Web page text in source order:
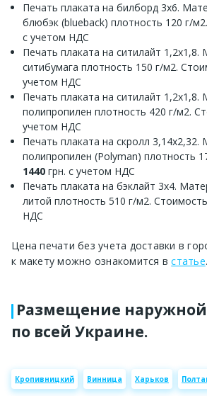
Печать плаката на билборд 3х6.
блюбэк (blueback) плотность 120 г/
с учетом НДС
Печать плаката на ситилайт 1,2х1,8.
ситибумага плотность 150 г/м2.
учетом НДС
Печать плаката на ситилайт 1,2х1,8.
полипропилен плотность 420 г/м2.
учетом НДС
Печать плаката на скролл 3,14х2,32.
полипропилен (Polyman) плотность
1440 грн. с учетом НДС
Печать плаката на бэклайт 3х4.
литой плотность 510 г/м2. Стоимость
НДС
Цена печати без учета доставки в
к макету можно ознакомится встатье.
Размещение
по всей Украине.
Кропивницкий Винница Харьков